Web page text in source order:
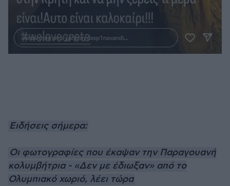
Ειδήσεις σήμερα:
Οι φωτογραφίες που έκαψαν την Παραγουανή
κολυμβήτρια - «Δεν με έδιωξαν» από το
Ολυμπιακό χωριό, λέει τώρα